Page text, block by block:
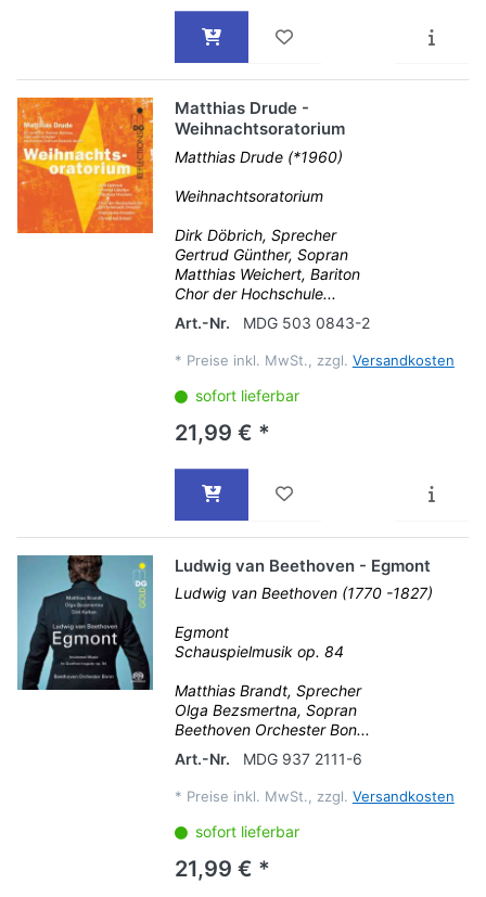
Matthias Drude -
Weihnachtsoratorium
Matthias Drude (*1960)
Weihnachtsoratorium
Dirk Döbrich, Sprecher
Gertrud Günther, Sopran
Matthias Weichert, Bariton
Chor der Hochschule...
Art.-Nr.
MDG 503 0843-2
* Preise inkl. MwSt., zzgl. Versandkosten
sofort lieferbar
21,99 € *
Ludwig van Beethoven - Egmont
Ludwig van Beethoven (1770 -1827)
Egmont
Schauspielmusik op. 84
Matthias Brandt, Sprecher
Olga Bezsmertna, Sopran
Beethoven Orchester Bon...
Art.-Nr.
MDG 937 2111-6
* Preise inkl. MwSt., zzgl. Versandkosten
sofort lieferbar
21,99 € *